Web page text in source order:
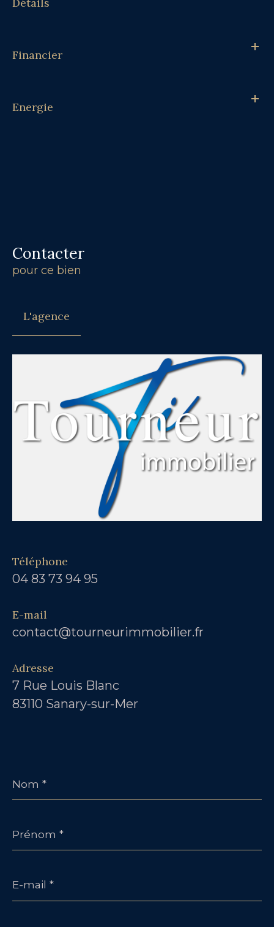
Financier
Energie
Contacter
pour ce bien
L'agence
Téléphone
04 83 73 94 95
E-mail
contact@tourneurimmobilier.fr
Adresse
7 Rue Louis Blanc
83110 Sanary-sur-Mer
*
*
mail
*